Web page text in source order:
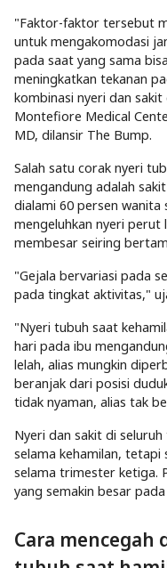
"Faktor-faktor tersebut
untuk mengakomodasi
pada saat yang sama
meningkatkan tekanan
kombinasi nyeri dan
Montefiore Medical
MD, dilansir The Bump.
Salah satu corak nyeri
mengandung adalah
dialami 60 persen wanita
mengeluhkan nyeri perut
membesar seiring
"Gejala bervariasi pada
pada tingkat aktivitas,"
"Nyeri tubuh saat
hari pada ibu
lelah, alias mungkin
beranjak dari posisi
tidak nyaman, alias tak
Nyeri dan sakit di
selama kehamilan, tetapi
selama trimester ketiga.
yang semakin besar
Cara mencegah